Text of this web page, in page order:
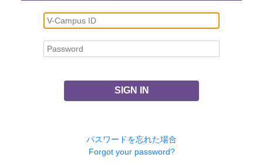
SIGN IN
パスワードを忘れた場合
Forgot your password?